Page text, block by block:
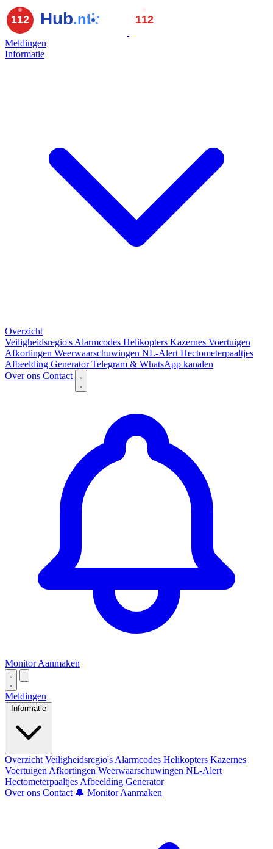
Meldingen
Informatie
Overzicht
Veiligheidsregio's Alarmcodes Helikopters Kazernes Voertuigen
Afkortingen Weerwaarschuwingen NL-Alert Hectometerpaaltjes
Afbeelding GeneratorTelegram & WhatsApp kanalen
Over ons Contact
Monitor Aanmaken
Meldingen
Informatie
Overzicht Veiligheidsregio's Alarmcodes Helikopters Kazernes
Voertuigen Afkortingen Weerwaarschuwingen NL-Alert
Hectometerpaaltjes Afbeelding Generator
Over ons Contact 🔔 Monitor Aanmaken